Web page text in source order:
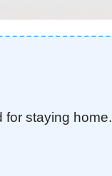
for staying home.